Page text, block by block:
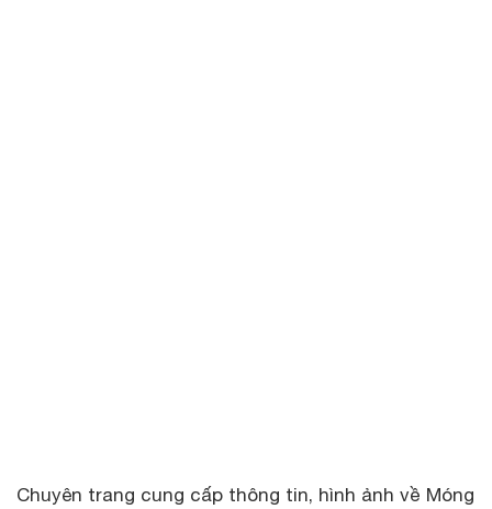
Chuyên trang cung cấp thông tin, hình ảnh về Móng